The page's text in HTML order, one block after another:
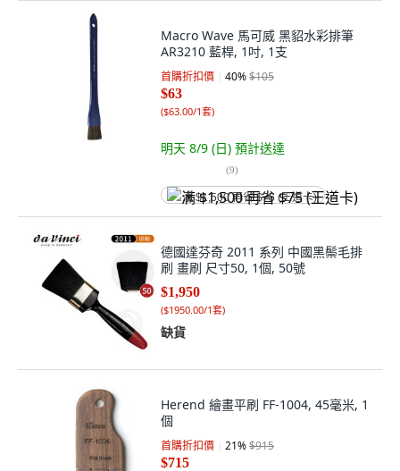
Macro Wave 馬可威 黑貂水彩排筆
AR3210 藍桿, 1吋, 1支
首購折扣價 40%$105
$63
($63.00/1套)
明天 8/9 (日) 預計送達
(9)
满 $1,500 再省 $75 (王道卡)
德國達芬奇 2011 系列 中國黑鬃毛排
刷 畫刷 尺寸50, 1個, 50號
$1,950
($1950.00/1套)
缺貨
Herend 繪畫平刷 FF-1004, 45毫米, 1
個
首購折扣價 21%$915
$715